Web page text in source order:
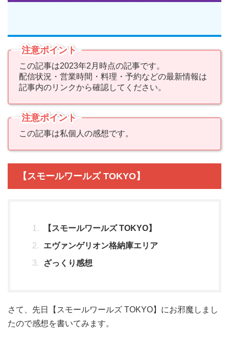
注意ポイント
この記事は2023年2月時点の記事です。
配信状況・営業時間・料理・予約などの最新情報は
記事内のリンクから確認してください。
注意ポイント
この記事は私個人の感想です。
【スモールワールズ TOKYO】
【スモールワールズ TOKYO】
エヴァンゲリオン格納庫エリア
ざっくり感想
さて、先日【スモールワールズ TOKYO】にお邪魔しまし
たので感想を書いてみます。